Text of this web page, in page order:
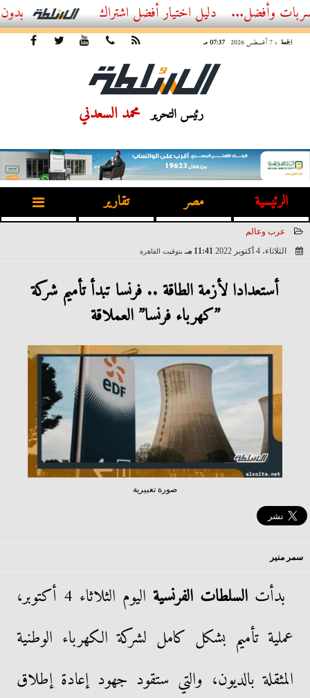
أفضل اشتراك IPTV بدون تقطيع 2026 – دليل المشاهد العصري
الجمعة ، 7 أغسطس 2026 07:37 مـ
رئيس التحرير محمد السعدني
الرئيسية مصر تقارير
عرب وعالم
الثلاثاء، 4 أكتوبر 2022
11:41 مـ بتوقيت القاهرة
أستعدادا لأزمة الطاقة .. فرنسا تبدأ تأميم شركة
”كهرباء فرنسا” العملاقة
صورة تعبيرية
سمر منير
بدأت السلطات الفرنسية
اليوم الثلاثاء 4 أكتوبر،
عملية تأميم بشكل كامل لشركة الكهرباء الوطنية
المثقلة بالديون، والتي ستقود جهود إعادة إطلاق